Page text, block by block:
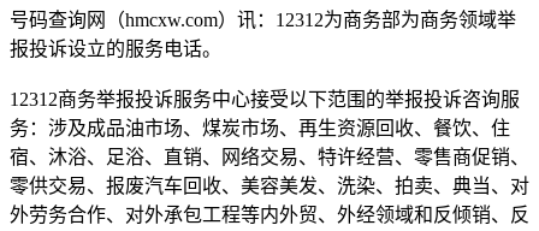
号码查询网（hmcxw.com）讯：12312为商务部为商务领域举
报投诉设立的服务电话。
12312商务举报投诉服务中心接受以下范围的举报投诉咨询服
务：涉及成品油市场、煤炭市场、再生资源回收、餐饮、住
宿、沐浴、足浴、直销、网络交易、特许经营、零售商促销、
零供交易、报废汽车回收、美容美发、洗染、拍卖、典当、对
外劳务合作、对外承包工程等内外贸、外经领域和反倾销、反